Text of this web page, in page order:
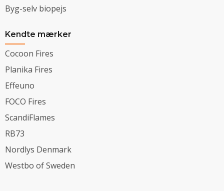
Byg-selv biopejs
Kendte mærker
Cocoon Fires
Planika Fires
Effeuno
FOCO Fires
ScandiFlames
RB73
Nordlys Denmark
Westbo of Sweden